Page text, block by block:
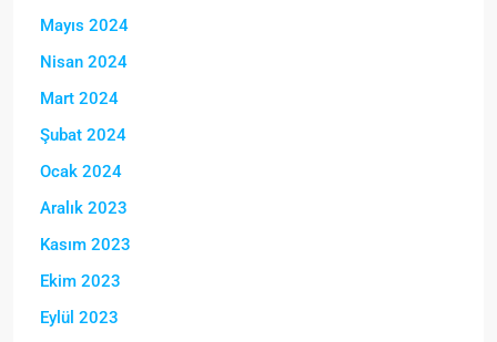
Mayıs 2024
Nisan 2024
Mart 2024
Şubat 2024
Ocak 2024
Aralık 2023
Kasım 2023
Ekim 2023
Eylül 2023